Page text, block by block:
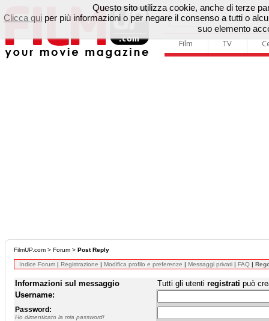
Film TV
FilmUP.com > Forum > Post Reply
Indice Forum | Registrazione | Modifica profilo e preferenze | Messaggi privati | FAQ |
Informazioni sul messaggio Tutti gli utenti registrati può
Username:
Password:
Ho dimenticato la mia password!
Questo sito utilizza cookie, anche di terze
Clicca qui per più informazioni o per negare il consenso a tutti o
suo elemento